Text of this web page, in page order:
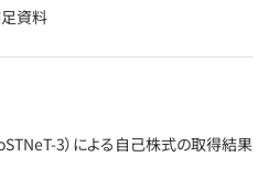
資料
3）による自己株式の取得結果